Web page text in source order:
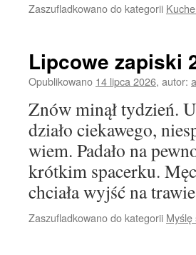
Zaszufladkowano do kategorii
Lipcowe zapiski
Opublikowano 14 lipca 2026, autor:
Znów minął tydzień.
działo ciekawego,
wiem. Padało na
krótkim spacerku.
chciała wyjść na
Zaszufladkowano do kategorii Myślę